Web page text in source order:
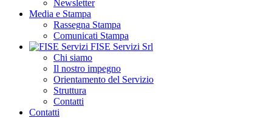
Newsletter
Media e Stampa
Rassegna Stampa
Comunicati Stampa
FISE Servizi Srl
Chi siamo
Il nostro impegno
Orientamento del Servizio
Struttura
Contatti
Contatti